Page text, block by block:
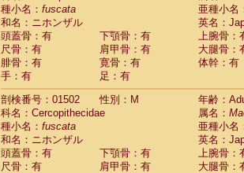
種小名： fuscata
亜種小名
和名：ニホンザル
英名：
頭蓋骨：有
下顎骨：有
上腕骨：
尺骨：有
肩甲骨：有
大腿骨：
腓骨：有
寛骨：有
体幹：有
手：有
足：有
剖検番号：01502
性別：M
年齢：
科名：Cercopithecidae
属名：
種小名： fuscata
亜種小名
和名：ニホンザル
英名：
頭蓋骨：有
下顎骨：有
上腕骨：
尺骨：有
肩甲骨：有
大腿骨：